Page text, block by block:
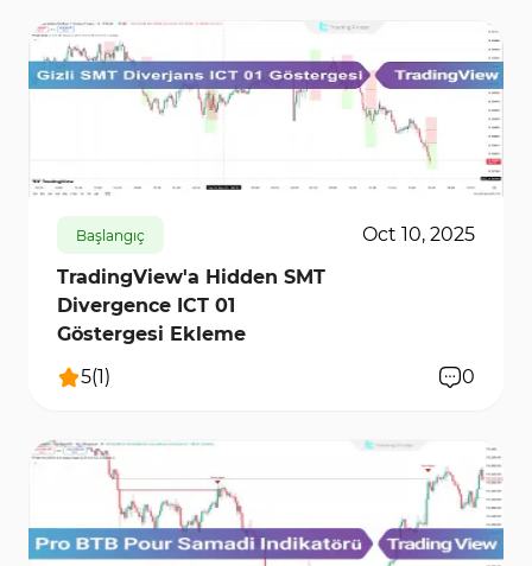
Başlangıç
Oct 10, 2025
TradingView'a Hidden SMT
Divergence ICT 01
Göstergesi Ekleme
5(1) 0